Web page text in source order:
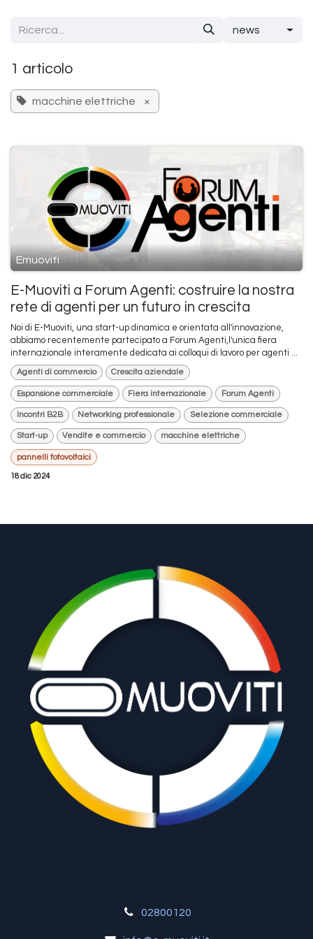
news
1 articolo
macchine elettriche ×
Emuoviti
E-Muoviti a Forum Agenti: costruire la nostra
rete di agenti per un futuro in crescita
Noi di E-Muoviti, una start-up dinamica e orientata all'innovazione,
abbiamo recentemente partecipato a Forum Agenti,l'unica fiera
internazionale interamente dedicata ai colloqui di lavoro per agenti ...
Agenti di commercio Crescita aziendale
Espansione commerciale Fiera internazionale Forum Agenti
Incontri B2B Networking professionale Selezione commerciale
Start-up Vendite e commercio macchine elettriche
pannelli fotovoltaici
18 dic 2024
02800120